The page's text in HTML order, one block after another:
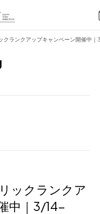
クランクアップキャンペーン開催中
ックランクア
中｜3/14-